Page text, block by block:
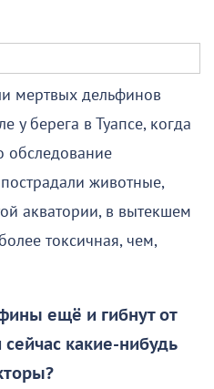
мертвых дельфинов
у берега в Туапсе, когда
обследование
животные,
акватории, в вытекшем
токсичная, чем,
ещё и гибнут от
сейчас какие-нибудь